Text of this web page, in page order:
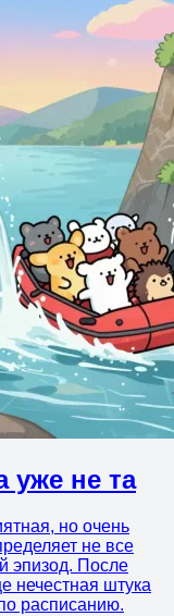
уже не та
но очень
не все
эпизод. После
нечестная штука
расписанию.